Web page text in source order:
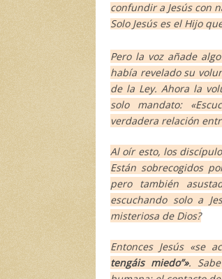
confundir a Jesús con
Solo Jesús es el Hijo
Pero la voz añade
había revelado su
de la Ley. Ahora la
solo mandato:
verdadera relación
Al oír esto, los
Están sobrecogidos
pero también
escuchando solo a
misteriosa de Dios?
Entonces Jesús «se
tengáis miedo”».